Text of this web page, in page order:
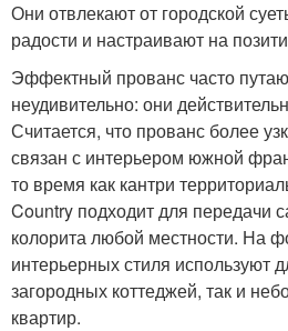
Они отвлекают от городской
радости и настраивают на
Эффектный прованс часто
неудивительно: они
Считается, что прованс более
связан с интерьером южной
то время как кантри
Country подходит для передачи
колорита любой местности. На
интерьерных стиля используют
загородных коттеджей, так и
квартир.